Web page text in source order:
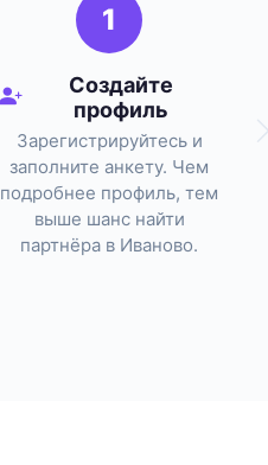
1
Создайте
профиль
Зарегистрируйтесь и
заполните анкету. Чем
подробнее профиль, тем
выше шанс найти
партнёра в Иваново.